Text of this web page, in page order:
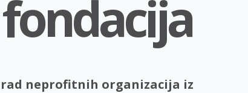
neprofitnih organizacija iz